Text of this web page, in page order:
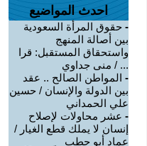
احدث المواضيع
- حقوق المرأة السعودية
بين أصالة المنهج
واستحقاق المستقبل: قرا
... / منى جداوي
- المواطن الصالح .. عقد
بين الدولة والإنسان / حسين
علي الحمداني
- عشر محاولات لإصلاح
إنسان لا يملك قطع الغيار /
عماد أبو حطب